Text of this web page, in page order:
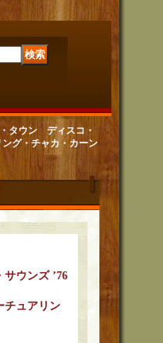
タウン ディスコ・
グ・チャカ・カーン
ウンズ ’76
チュアリン